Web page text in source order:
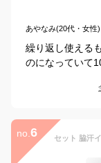
あやなみ(20代・女性)
繰り返し使える
のになっていて
no. 6